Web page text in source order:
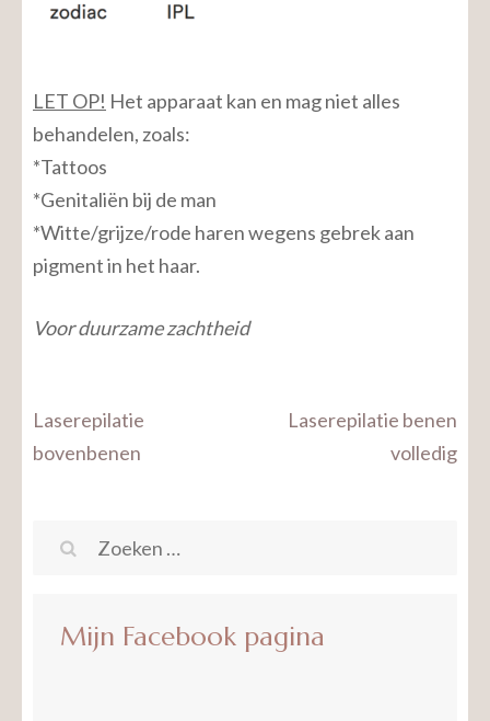
LET OP! Het apparaat kan en mag niet alles
behandelen, zoals:
*Tattoos
*Genitaliën bij de man
*Witte/grijze/rode haren wegens gebrek aan
pigment in het haar.
Voor duurzame zachtheid
Bericht
navigatie
Laserepilatie
bovenbenen
Laserepilatie benen
volledig
Zoeken
Mijn Facebook pagina